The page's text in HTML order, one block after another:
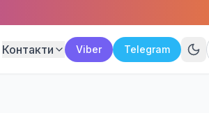
Контакти Viber Telegram